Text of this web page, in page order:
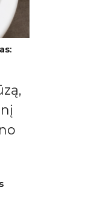
rugpjūtį
šių datų